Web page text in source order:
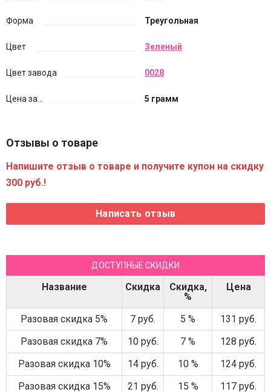
Форма Треугольная
Цвет Зеленый
Цвет завода 0028
Цена за... 5 грамм
Отзывы о товаре
Напишите отзыв о товаре и получите купон на скидку
300 руб.!
ДОСТУПНЫЕ СКИДКИ
Название Скидка
Скидка,
%
Цена
Разовая скидка 5% 7 руб. 5 %
131 руб.
Разовая скидка 7%
10 руб. 7 %
128 руб.
Разовая скидка 10%
14 руб. 10 %
124 руб.
Разовая скидка 15%
21 руб. 15 %
117 руб.